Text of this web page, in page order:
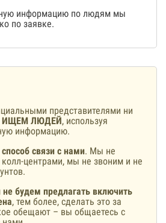
информацию по людям мы
по заявке.
представителями ни
ЛЮДЕЙ, используя
информацию.
связи с нами. Мы не
центрами, мы не звоним и не
будем предлагать включить
, тем более, сделать это за
обещают – вы общаетесь с